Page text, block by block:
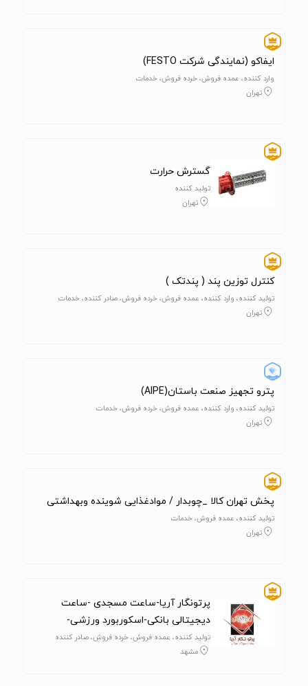
ایفاکو (نمایندگی شرکت FESTO)
وارد کننده، عمده فروش، خرده فروش، خدمات
تهران
گسترش حرارت
تولید کننده
تهران
کنترل توزین پند ( پندتک )
تولید کننده، وارد کننده، عمده فروش، خرده فروش، صادر کننده، خدمات
تهران
پترو تجهیز صنعت باستان(AIPE)
تولید کننده، وارد کننده، عمده فروش، خرده فروش، خدمات
تهران
پخش تهران کالا _چوبدار / مواد‌غذایی شوینده وبهداشتی
تولید کننده، عمده فروش، خدمات
تهران
پرتونگار آریا-ساعت مسجدی -ساعت
دیجیتالی بانکی-اسکوربورد ورزشی-
تابلوروان مشهد
تولید کننده، عمده فروش، خرده فروش، صادر کننده
مشهد